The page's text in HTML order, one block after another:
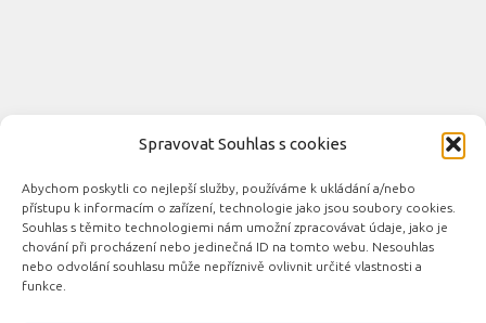
Spravovat Souhlas s cookies
Abychom poskytli co nejlepší služby, používáme k ukládání a/nebo
přístupu k informacím o zařízení, technologie jako jsou soubory cookies.
Souhlas s těmito technologiemi nám umožní zpracovávat údaje, jako je
chování při procházení nebo jedinečná ID na tomto webu. Nesouhlas
nebo odvolání souhlasu může nepříznivě ovlivnit určité vlastnosti a
funkce.
Novinky automobilového průmyslu © 2026. Všechna práva
vyhrazena.
Podporováno - Designed with the Hueman theme